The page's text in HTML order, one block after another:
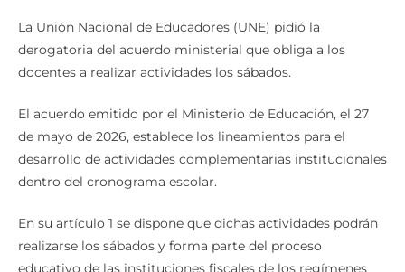
La Unión Nacional de Educadores (UNE) pidió la
derogatoria del acuerdo ministerial que obliga a los
docentes a realizar actividades los sábados.
El acuerdo emitido por el Ministerio de Educación, el 27
de mayo de 2026, establece los lineamientos para el
desarrollo de actividades complementarias institucionales
dentro del cronograma escolar.
En su artículo 1 se dispone que dichas actividades podrán
realizarse los sábados y forma parte del proceso